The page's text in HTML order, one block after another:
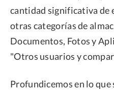
cantidad significativa de
otras categorías de
Documentos, Fotos y
"Otros usuarios y
Profundicemos en lo